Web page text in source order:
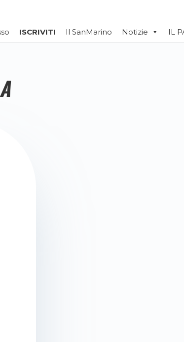
ISCRIVITI Il SanMarino Notizie IL